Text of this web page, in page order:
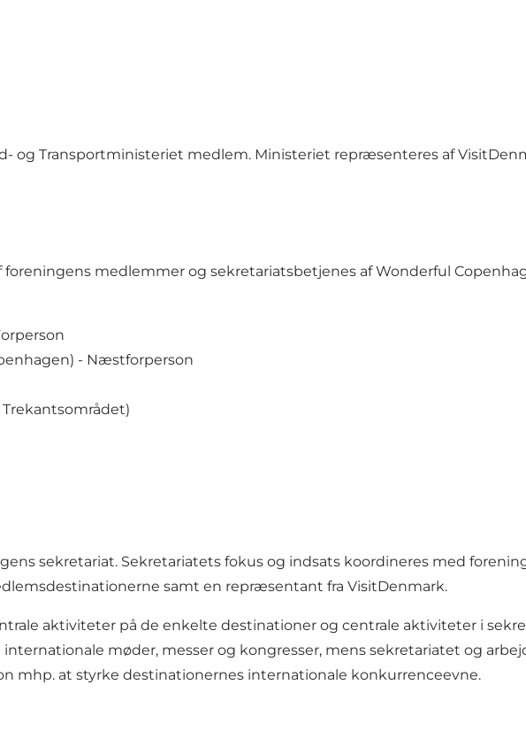
og Transportministeriet medlem. Ministeriet repræsenteres af
medlemmer og sekretariatsbetjenes af Wonderful
- Næstforperson
sekretariat. Sekretariatets fokus og indsats koordineres med
samt en repræsentant fra VisitDenmark.
aktiviteter på de enkelte destinationer og centrale aktiviteter i
møder, messer og kongresser, mens sekretariatet og
mhp. at styrke destinationernes internationale konkurrenceevne.